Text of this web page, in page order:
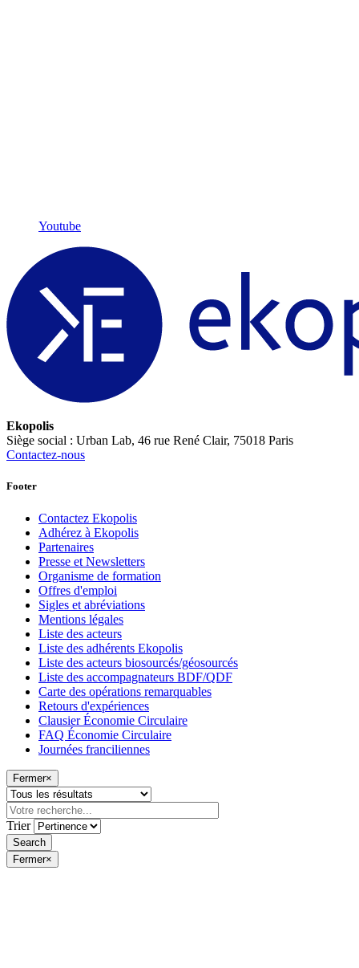
Youtube
Ekopolis
Siège social : Urban Lab, 46 rue René Clair, 75018 Paris
Contactez-nous
Footer
Contactez Ekopolis
Adhérez à Ekopolis
Partenaires
Presse et Newsletters
Organisme de formation
Offres d'emploi
Sigles et abréviations
Mentions légales
Liste des acteurs
Liste des adhérents Ekopolis
Liste des acteurs biosourcés/géosourcés
Liste des accompagnateurs BDF/QDF
Carte des opérations remarquables
Retours d'expériences
Clausier Économie Circulaire
FAQ Économie Circulaire
Journées franciliennes
Fermer×
Trier
Fermer×